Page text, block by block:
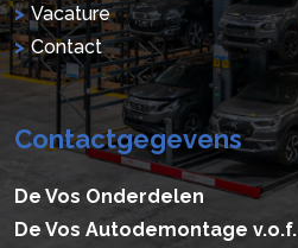
Vacature
Contact
Contactgegevens
De Vos Onderdelen
De Vos Autodemontage v.o.f.